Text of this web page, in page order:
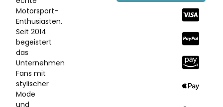
Motorsport-
Enthusiasten.
Seit 2014
begeistert
das
Unternehmen
Fans mit
stylischer
Mode
und